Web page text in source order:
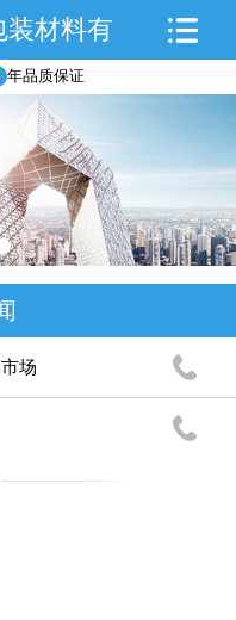
装材料有
年品质保证
场